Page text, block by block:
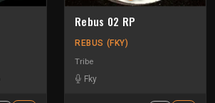
Rebus 02 RP
REBUS (FKY)
Tribe
Fky